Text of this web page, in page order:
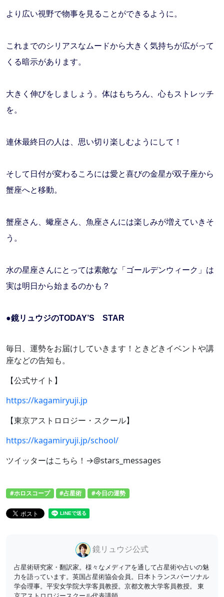
より広い視野で物事を見ることができるように。
これまでのシリアスなムードから大きく気持ちが広がって
くる暗示があります。
大きく伸びをしましょう。体はもちろん、心もストレッチ
を。
連休最終日の人は、思い切り楽しむようにして！
そして日付が変わるころには愛と喜びの金星が双子座から
蟹座へと移動。
蟹座さん、蠍座さん、魚座さんには楽しみが増えていきそ
う。
水の星座さんにとっては素敵な「ゴールデンウィーク」は
実は明日から始まるのかも？
●鏡リュウジのTODAY’S STAR
毎日、運勢をお届けしていきます！ときどきイベントや講
座などの告知も。
【公式サイト】
https://kagamiryuji.jp
【東京アストロロジー・スクール】
https://kagamiryuji.jp/school/
ツイッターはこちら！→@stars_messages
#ホロスコープ #占星術 #今日の運勢
鏡リュウジ公式
占星術研究家・翻訳家。様々なメディアを通して占星術や占いの魅
力を語っています。英国占星術協会会員。日本トランスパーソナル
学会理事。平安女学院大学客員教授。京都文教大学客員教授。 東